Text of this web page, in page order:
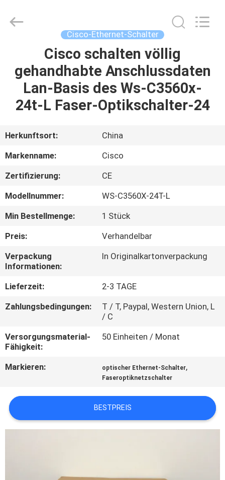
HAUSE
PRODUKTE
VIDEOS
UNS
WERKSBESICHTIGUNG
QUALITÄTSKONTROLLE
KONTAKT
UNS
NEUIGKEITEN
RECHTSSACHEN
SITEMAP
Ltd..
Cisco-Ethernet-Schalter
Cisco schalten völlig
gehandhabte Anschlussdaten
Lan-Basis des Ws-C3560x-
24t-L Faser-Optikschalter-24
Herkunftsort:
China
Markenname:
Cisco
Zertifizierung:
CE
Modellnummer:
WS-C3560X-24T-L
Min Bestellmenge:
1 Stück
Preis:
Verhandelbar
Verpackung
Informationen:
In Originalkartonverpackung
Lieferzeit:
2-3 TAGE
Zahlungsbedingungen:
T / T, Paypal, Western Union, L
/ C
Versorgungsmaterial-
Fähigkeit:
50 Einheiten / Monat
Markieren: optischer Ethernet-Schalter,
Faseroptiknetzschalter
BESTPREIS